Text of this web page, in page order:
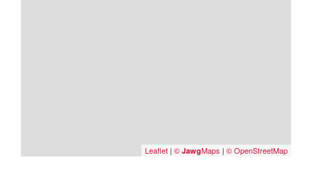
Leaflet | © JawgMaps | © OpenStreetMap